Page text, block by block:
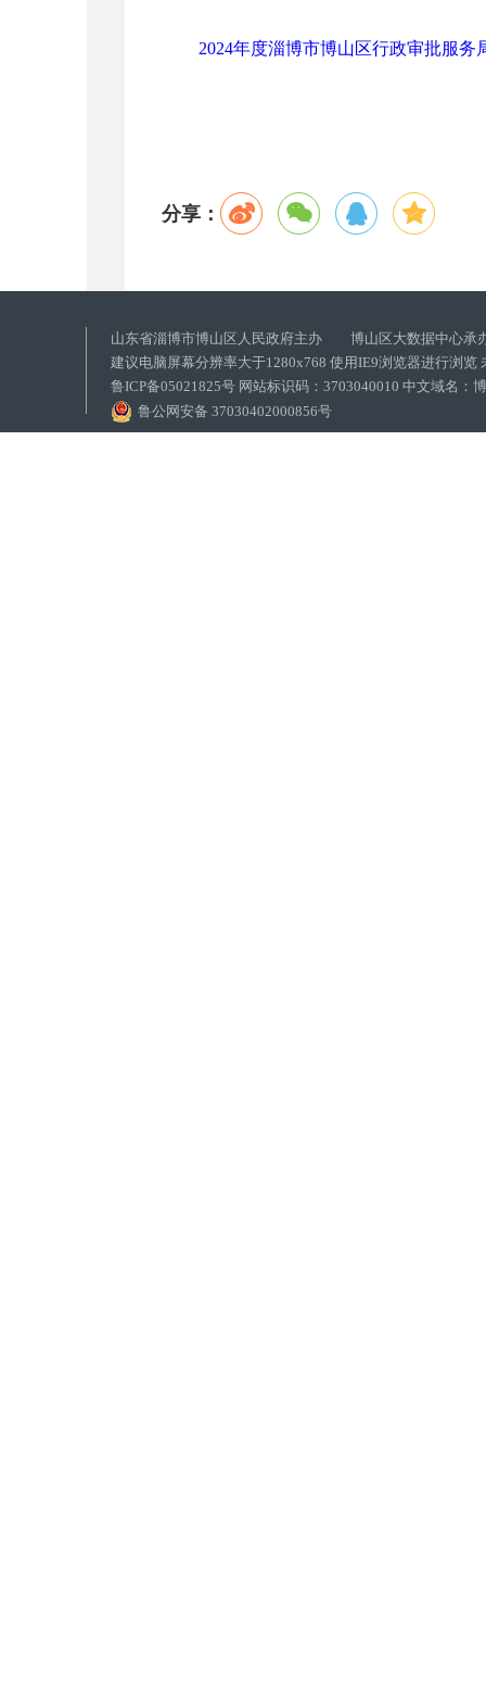
2024年度淄博市博山区行政审批服务
分享：
山东省淄博市博山区人民政府主办 博山区大数据中心承
建议电脑屏幕分辨率大于1280x768 使用IE9浏览器进行浏览
鲁ICP备05021825号 网站标识码：3703040010 中文域名：
鲁公网安备 37030402000856号